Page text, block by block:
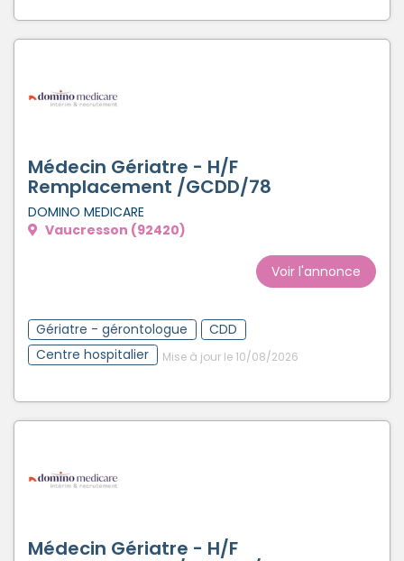
Médecin Gériatre - H/F
Remplacement /GCDD/78
DOMINO MEDICARE
Vaucresson (92420)
Voir l'annonce
Gériatre - gérontologue
CDD
Centre hospitalier
Mise à jour le 10/08/2026
Médecin Gériatre - H/F